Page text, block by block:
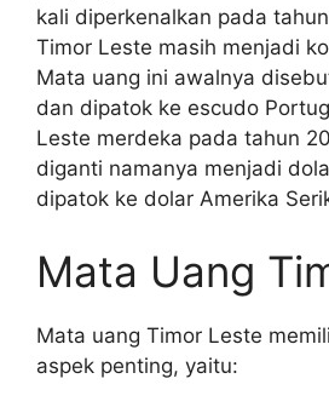
kali diperkenalkan pada
Timor Leste masih menjadi
Mata uang ini awalnya
dan dipatok ke escudo
Leste merdeka pada tahun
diganti namanya menjadi
dipatok ke dolar Amerika
Mata Uang
Mata uang Timor Leste
aspek penting, yaitu: